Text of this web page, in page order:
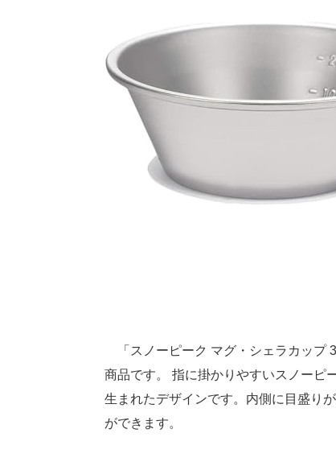
「スノーピーク マグ・シェラカップ
商品です。 指に掛かりやすいスノーピ
生まれたデザインです。内側に目盛り
ができます。